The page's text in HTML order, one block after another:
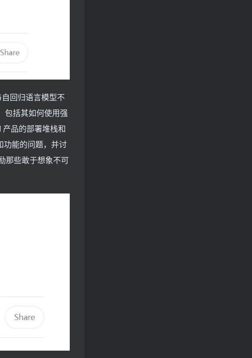
回归语言模型不
包括其如何使用强
品的部署堆栈和
功能的问题，并讨
那些敢于想象不可